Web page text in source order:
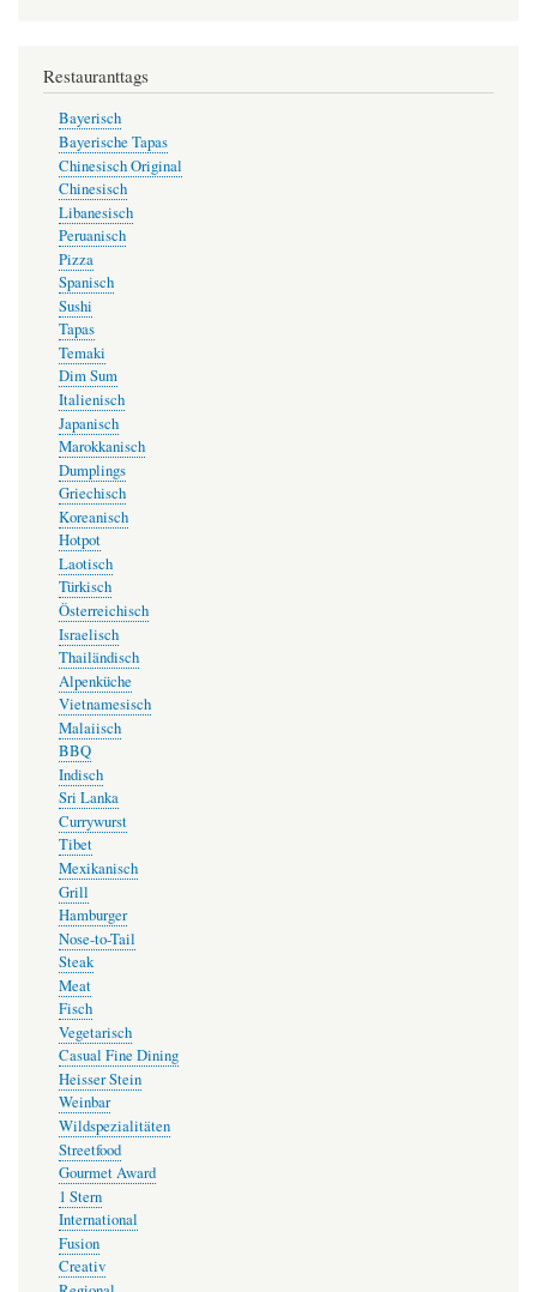
Restauranttags
Bayerisch
Bayerische Tapas
Chinesisch Original
Chinesisch
Libanesisch
Peruanisch
Pizza
Spanisch
Sushi
Tapas
Temaki
Dim Sum
Italienisch
Japanisch
Marokkanisch
Dumplings
Griechisch
Koreanisch
Hotpot
Laotisch
Türkisch
Österreichisch
Israelisch
Thailändisch
Alpenküche
Vietnamesisch
Malaiisch
BBQ
Indisch
Sri Lanka
Currywurst
Tibet
Mexikanisch
Grill
Hamburger
Nose-to-Tail
Steak
Meat
Fisch
Vegetarisch
Casual Fine Dining
Heisser Stein
Weinbar
Wildspezialitäten
Streetfood
Gourmet Award
1 Stern
International
Fusion
Creativ